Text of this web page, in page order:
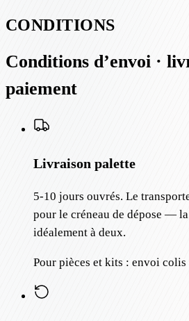
CONDITIONS
Conditions d’envoi ·
paiement
Livraison palette
5-10 jours ouvrés. Le
pour le créneau de dépose —
idéalement à deux.
Pour pièces et kits : envoi colis